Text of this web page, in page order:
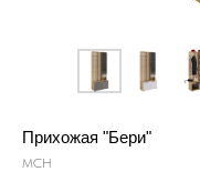
Прихожая "Бери"
МСН